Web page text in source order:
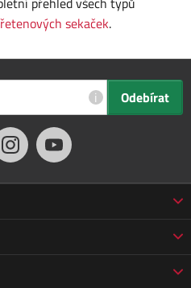
sekaček.
i Odebírat